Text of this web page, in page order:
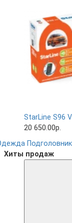
StarLine S96
20 650.00р.
Хиты продаж